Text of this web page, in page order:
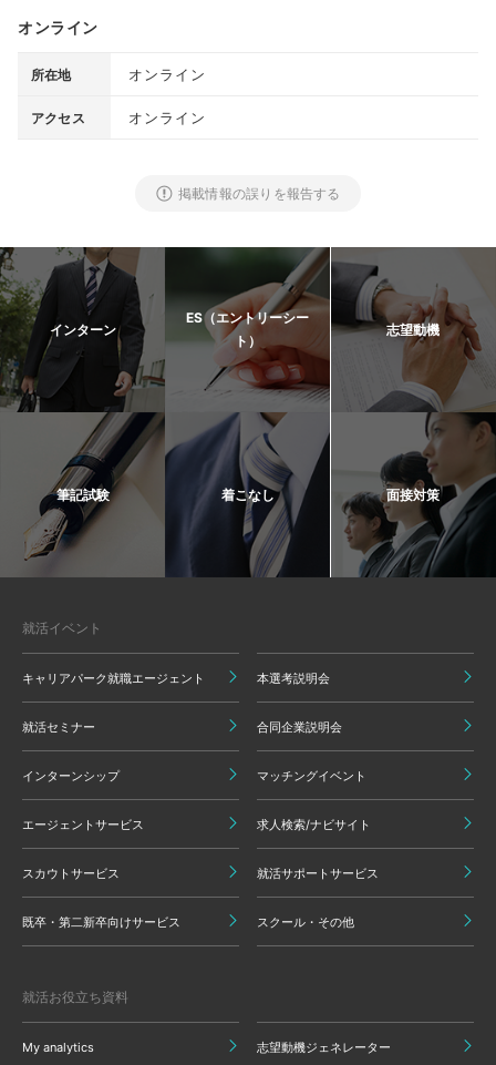
オンライン
所在地 オンライン
アクセス オンライン
掲載情報の誤りを報告する
インターン
ES（エントリーシー
ト）
志望動機
筆記試験 着こなし 面接対策
就活イベント
キャリアパーク就職エージェント 本選考説明会
就活セミナー 合同企業説明会
インターンシップ マッチングイベント
エージェントサービス 求人検索/ナビサイト
スカウトサービス 就活サポートサービス
既卒・第二新卒向けサービス スクール・その他
就活お役立ち資料
My analytics 志望動機ジェネレーター